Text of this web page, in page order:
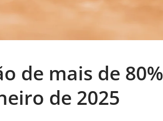
de mais de 80%
de 2025